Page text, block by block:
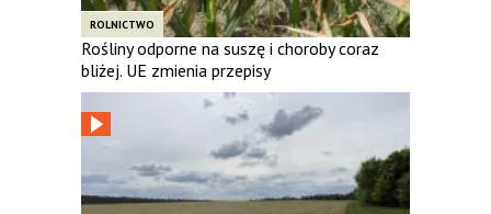
ROLNICTWO
Rośliny odporne na suszę i choroby coraz
bliżej. UE zmienia przepisy